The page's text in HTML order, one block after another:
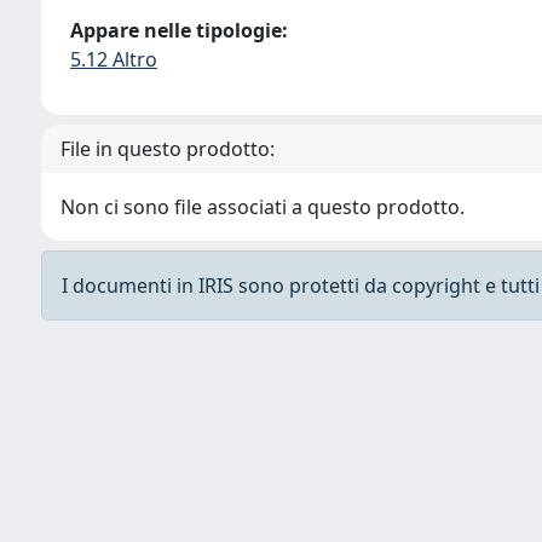
Appare nelle tipologie:
5.12 Altro
File in questo prodotto:
Non ci sono file associati a questo prodotto.
I documenti in IRIS sono protetti da copyright e